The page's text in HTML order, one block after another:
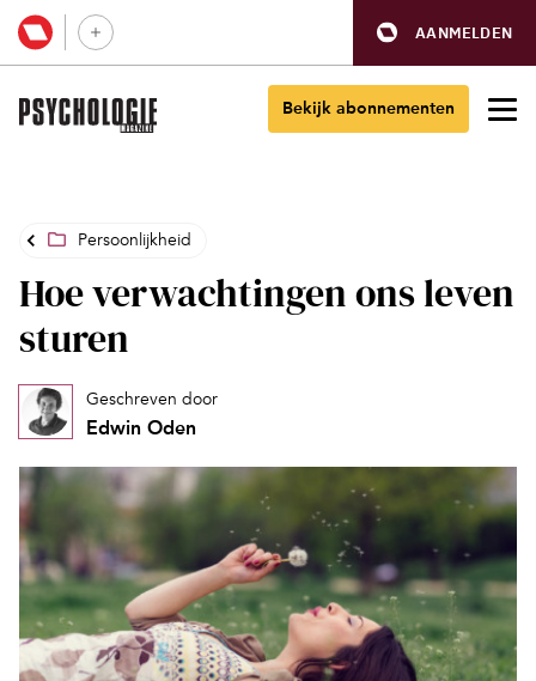
AANMELDEN
Bekijk abonnementen
Persoonlijkheid
Hoe verwachtingen ons leven
sturen
Geschreven door
Edwin Oden